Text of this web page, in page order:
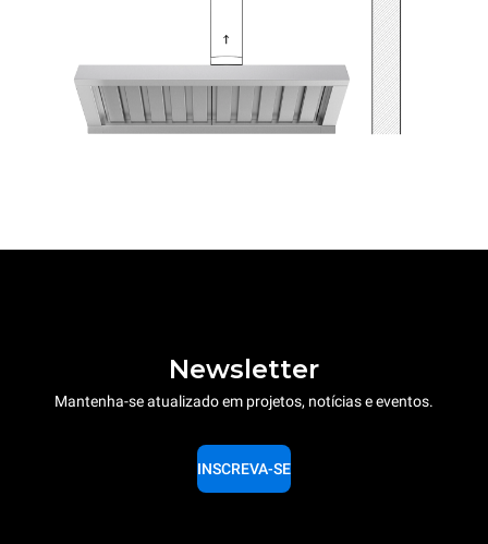
Newsletter
Mantenha-se atualizado em projetos, notícias e eventos.
INSCREVA-SE